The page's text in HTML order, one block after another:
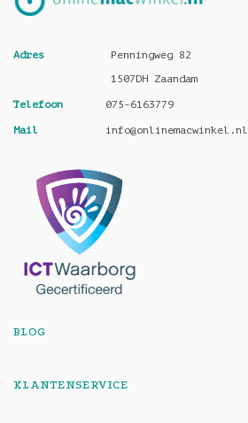
Adres
Penningweg 82
1507DH Zaandam
Telefoon 075-6163779
Mail info@onlinemacwinkel.nl
BLOG
KLANTENSERVICE